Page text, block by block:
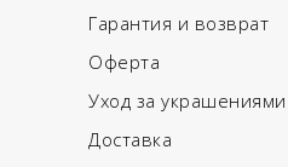
Гарантия и возврат
Оферта
Уход за украшениями
Доставка